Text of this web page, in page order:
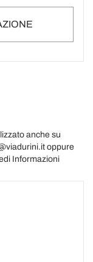
anche su
oppure
Informazioni